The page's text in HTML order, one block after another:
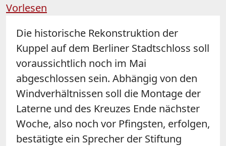
Vorlesen
Die historische Rekonstruktion der
Kuppel auf dem Berliner Stadtschloss soll
voraussichtlich noch im Mai
abgeschlossen sein. Abhängig von den
Windverhältnissen soll die Montage der
Laterne und des Kreuzes Ende nächster
Woche, also noch vor Pfingsten, erfolgen,
bestätigte ein Sprecher der Stiftung